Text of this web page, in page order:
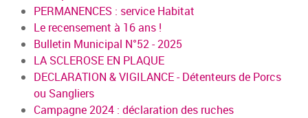
PERMANENCES : service Habitat
Le recensement à 16 ans !
Bulletin Municipal N°52 - 2025
LA SCLEROSE EN PLAQUE
DECLARATION & VIGILANCE - Détenteurs de Porcs
ou Sangliers
Campagne 2024 : déclaration des ruches